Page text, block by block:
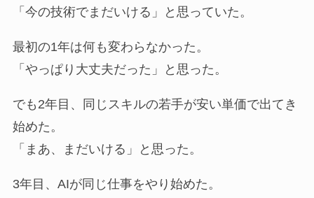
「今の技術でまだいける」と思っていた。
最初の1年は何も変わらなかった。
「やっぱり大丈夫だった」と思った。
でも2年目、同じスキルの若手が安い単価で出てき
始めた。
「まあ、まだいける」と思った。
3年目、AIが同じ仕事をやり始めた。